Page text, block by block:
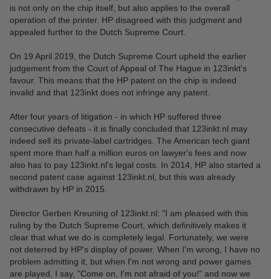
is not only on the chip itself, but also applies to the overall
operation of the printer. HP disagreed with this judgment and
appealed further to the Dutch Supreme Court.
On 19 April 2019, the Dutch Supreme Court upheld the earlier
judgement from the Court of Appeal of The Hague in 123inkt's
favour. This means that the HP patent on the chip is indeed
invalid and that 123inkt does not infringe any patent.
After four years of litigation - in which HP suffered three
consecutive defeats - it is finally concluded that 123inkt.nl may
indeed sell its private-label cartridges. The American tech giant
spent more than half a million euros on lawyer's fees and now
also has to pay 123inkt.nl's legal costs. In 2014, HP also started a
second patent case against 123inkt.nl, but this was already
withdrawn by HP in 2015.
Director Gerben Kreuning of 123inkt.nl: "I am pleased with this
ruling by the Dutch Supreme Court, which definitively makes it
clear that what we do is completely legal. Fortunately, we were
not deterred by HP's display of power. When I'm wrong, I have no
problem admitting it, but when I'm not wrong and power games
are played, I say, "Come on, I'm not afraid of you!" and now we